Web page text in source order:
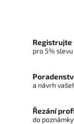
Registrujte
pro 5%
a návrh
Řezání
do